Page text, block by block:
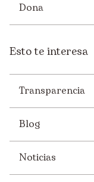
Dona
Esto te interesa
Transparencia
Blog
Noticias